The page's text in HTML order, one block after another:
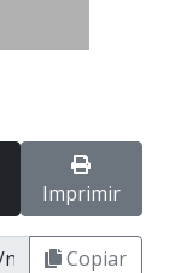
Imprimir
Copiar